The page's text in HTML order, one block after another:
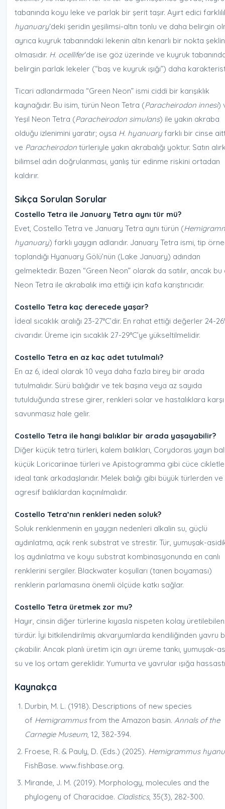
tabanında koyu leke ve parlak bir şerit taşır. Ayırt edici
hyanuary‘deki şeridin yeşilimsi-altın tonlu ve daha belirgin
ayrıca kuyruk tabanındaki lekenin altın kenarlı bir nokta
olmasıdır. H. ocellifer‘de ise göz üzerinde ve kuyruk
belirgin parlak lekeler (“baş ve kuyruk ışığı”) daha
Ticari adlandırmada “Green Neon” ismi ciddi bir karışıklık
kaynağıdır. Bu isim, türün Neon Tetra (Paracheirodon innesi)
Yeşil Neon Tetra (Paracheirodon simulans) ile yakın akraba
olduğu izlenimini yaratır; oysa H. hyanuary farklı bir cinse
ve Paracheirodon türleriyle yakın akrabalığı yoktur. Satın
bilimsel adın doğrulanması, yanlış tür edinme riskini ortadan
kaldırır.
Sıkça Sorulan Sorular
Costello Tetra ile January Tetra aynı tür mü?
Evet, Costello Tetra ve January Tetra aynı türün (
hyanuary) farklı yaygın adlarıdır. January Tetra ismi, tip
toplandığı Hyanuary Gölü’nün (Lake January) adından
gelmektedir. Bazen “Green Neon” olarak da satılır, ancak bu
Neon Tetra ile akrabalık ima ettiği için kafa karıştırıcıdır.
Costello Tetra kaç derecede yaşar?
İdeal sıcaklık aralığı 23-27°C’dir. En rahat ettiği değerler 24-
civarıdır. Üreme için sıcaklık 27-29°C’ye yükseltilmelidir.
Costello Tetra en az kaç adet tutulmalı?
En az 6, ideal olarak 10 veya daha fazla birey bir arada
tutulmalıdır. Sürü balığıdır ve tek başına veya az sayıda
tutulduğunda strese girer, renkleri solar ve hastalıklara karşı
savunmasız hale gelir.
Costello Tetra ile hangi balıklar bir arada yaşayabilir?
Diğer küçük tetra türleri, kalem balıkları, Corydoras yayın
küçük Loricariinae türleri ve Apistogramma gibi cüce
ideal tank arkadaşlarıdır. Melek balığı gibi büyük türlerden ve
agresif balıklardan kaçınılmalıdır.
Costello Tetra’nın renkleri neden soluk?
Soluk renklenmenin en yaygın nedenleri alkalin su, güçlü
aydınlatma, açık renk substrat ve strestir. Tür, yumuşak-
loş aydınlatma ve koyu substrat kombinasyonunda en canlı
renklerini sergiler. Blackwater koşulları (tanen boyaması)
renklerin parlamasına önemli ölçüde katkı sağlar.
Costello Tetra üretmek zor mu?
Hayır, cinsin diğer türlerine kıyasla nispeten kolay
türdür. İyi bitkilendirilmiş akvaryumlarda kendiliğinden yavru
çıkabilir. Ancak planlı üretim için ayrı üreme tankı, yumuşak-
su ve loş ortam gereklidir. Yumurta ve yavrular ışığa
Kaynakça
Durbin, M. L. (1918). Descriptions of new species
of Hemigrammusfrom the Amazon basin. Annals of the
Carnegie Museum, 12, 382-394.
Froese, R. & Pauly, D. (Eds.) (2025). Hemigrammus
FishBase. www.fishbase.org.
Mirande, J. M. (2019). Morphology, molecules and the
phylogeny of Characidae. Cladistics, 35(3), 282-300.